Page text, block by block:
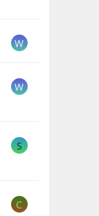
W
W
S
C